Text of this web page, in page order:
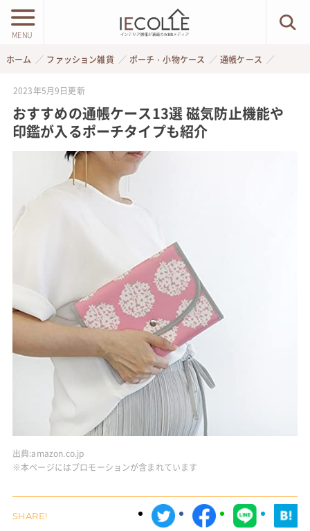
MENU
ホーム ファッション雑貨 ポーチ・小物ケース 通帳ケース
2023年5月9日更新
おすすめの通帳ケース13選 磁気防止機能や
印鑑が入るポーチタイプも紹介
出典:amazon.co.jp
※本ページにはプロモーションが含まれています